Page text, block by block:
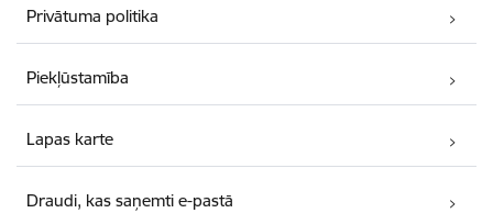
Privātuma politika
Piekļūstamība
Lapas karte
Draudi, kas saņemti e-pastā